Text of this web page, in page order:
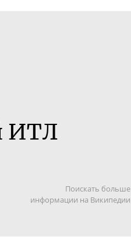
ИТЛ
Поискать больше
информации на Википедии